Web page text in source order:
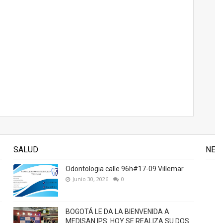
SALUD
Odontologia calle 96h#17-09 Villemar
Junio 30, 2026 0
BOGOTÁ LE DA LA BIENVENIDA A
MEDISAN IPS: HOY SE REALIZA SU DOS